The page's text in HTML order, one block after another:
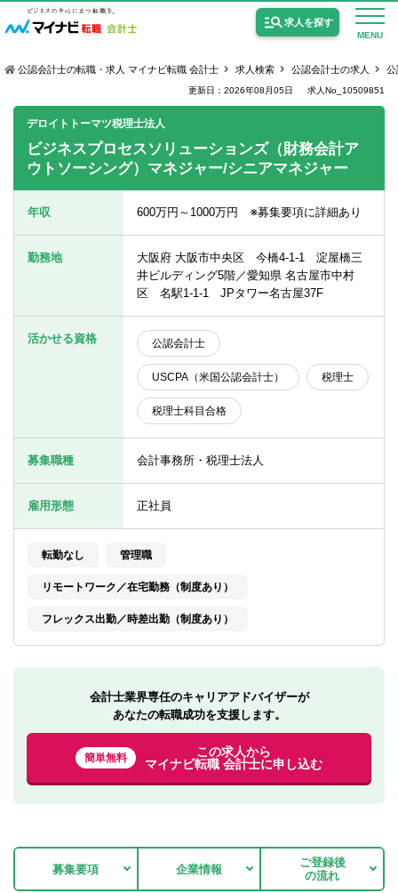
MENU
求人を探す
公認会計士の求人
公認会計士試験合格向けの求人
USCPA（米国公認会計士）の求人
女性会計士の転職
個別転職相談会・セミナー
転職お役立ち情報
業界情報
求人情報
公認会計士の転職・求人 マイナビ転職 会計士 求人検索 公認会計士の求人 公
更新日：2026年08月05日 求人No_10509851
デロイトトーマツ税理士法人
ビジネスプロセスソリューションズ（財務会計ア
ウトソーシング）マネジャー/シニアマネジャー
年収 600万円～1000万円 ※募集要項に詳細あり
勤務地
大阪府 大阪市中央区 今橋4-1-1 淀屋橋三
井ビルディング5階／愛知県 名古屋市中村
区 名駅1-1-1 JPタワー名古屋37F
活かせる資格 公認会計士
USCPA（米国公認会計士） 税理士
税理士科目合格
募集職種 会計事務所・税理士法人
雇用形態 正社員
転勤なし 管理職
リモートワーク／在宅勤務（制度あり）
フレックス出勤／時差出勤（制度あり）
会計士業界専任のキャリアアドバイザーが
あなたの転職成功を支援します。
簡単無料
この求人から
マイナビ転職 会計士に申し込む
募集要項 企業情報
ご登録後
の流れ